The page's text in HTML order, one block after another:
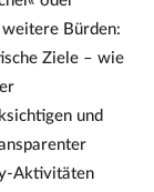
weitere Bürden:
Ziele – wie
und
Aktivitäten